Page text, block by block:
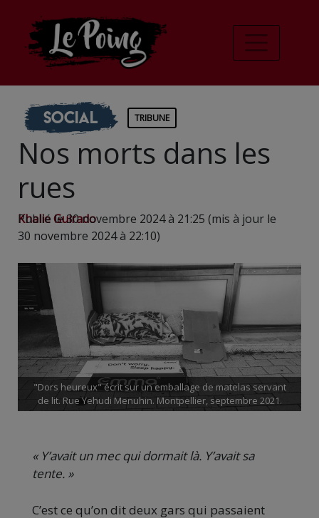
Social TRIBUNE
Nos morts dans les
rues
Khalie Guirado
Publié le 30 novembre 2024 à 21:25 (mis à jour le
30 novembre 2024 à 22:10)
"Dors heureux" écrit sur un emballage de matelas servant
de lit. Rue Yehudi Menuhin. Montpellier, septembre 2021.
« Y’avait un mec qui dormait là. Y’avait sa
tente. »
C’est ce qu’on dit deux gars qui passaient